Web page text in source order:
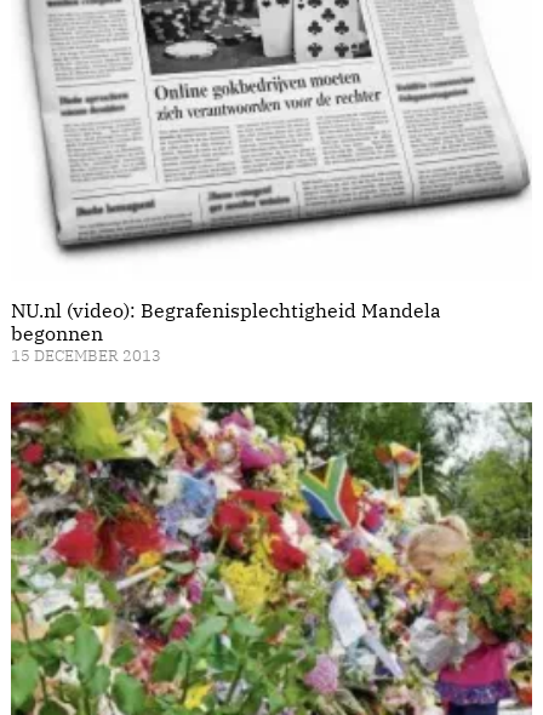
NU.nl (video): Begrafenisplechtigheid Mandela
begonnen
15 DECEMBER 2013